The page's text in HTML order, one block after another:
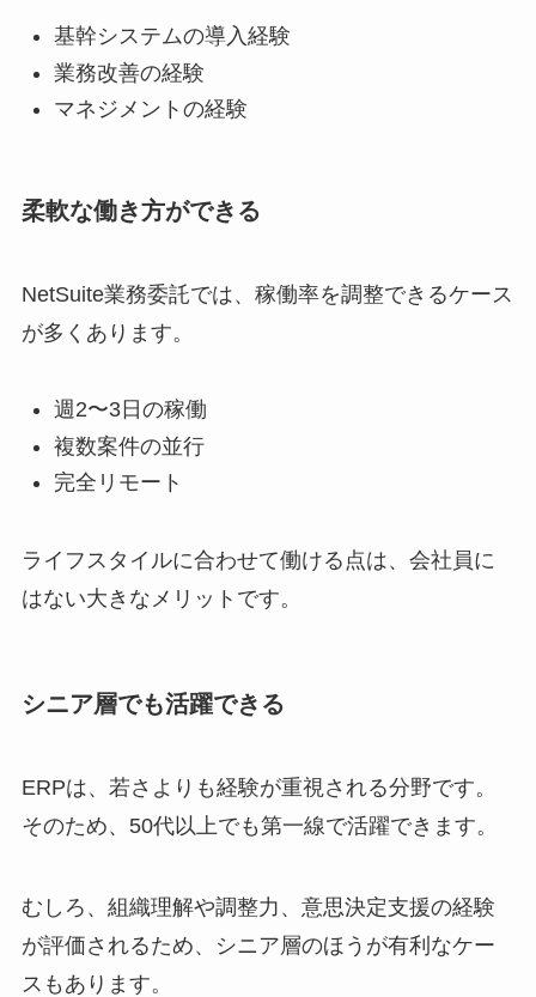
基幹システムの導入経験
業務改善の経験
マネジメントの経験
柔軟な働き方ができる
NetSuite業務委託では、稼働率を調整できるケース
が多くあります。
週2〜3日の稼働
複数案件の並行
完全リモート
ライフスタイルに合わせて働ける点は、会社員に
はない大きなメリットです。
シニア層でも活躍できる
ERPは、若さよりも経験が重視される分野です。
そのため、50代以上でも第一線で活躍できます。
むしろ、組織理解や調整力、意思決定支援の経験
が評価されるため、シニア層のほうが有利なケー
スもあります。